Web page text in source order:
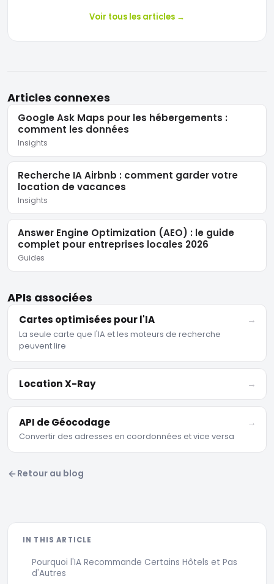
Voir tous les articles →
Articles connexes
Google Ask Maps pour les hébergements :
comment les données
Insights
Recherche IA Airbnb : comment garder votre
location de vacances
Insights
Answer Engine Optimization (AEO) : le guide
complet pour entreprises locales 2026
Guides
APIs associées
Cartes optimisées pour l'IA
La seule carte que l'IA et les moteurs de recherche
peuvent lire
→
Location X-Ray →
API de Géocodage
Convertir des adresses en coordonnées et vice versa
→
Retour au blog
IN THIS ARTICLE
Pourquoi l'IA Recommande Certains Hôtels et Pas
d'Autres